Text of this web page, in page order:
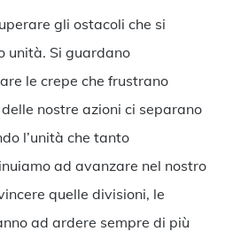
gli ostacoli che si
unità. Si guardano
le crepe che frustrano
nostre azioni ci separano
l’unità che tanto
ad avanzare nel nostro
quelle divisioni, le
ad ardere sempre di più